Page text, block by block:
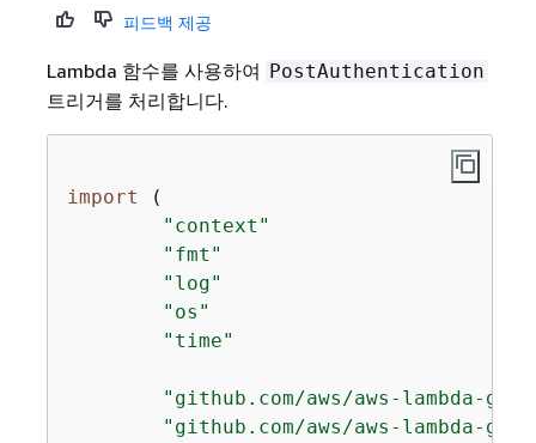
피드백 제공
Lambda 함수를 사용하여 PostAuthentication
트리거를 처리합니다.
import (
"context"
"fmt"
"log"
"os"
"time"
"github.com/aws/aws-lambda-go/
"github.com/aws/aws-lambda-go/